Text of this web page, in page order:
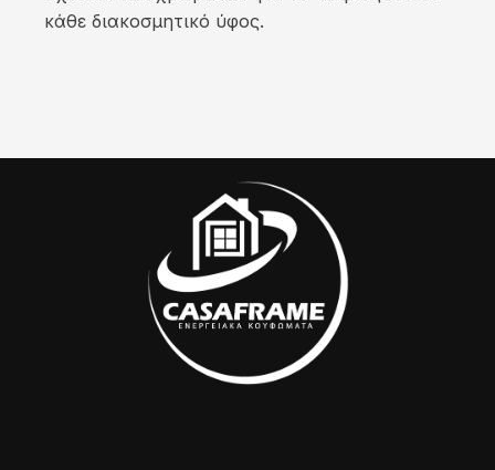
κάθε διακοσμητικό ύφος.